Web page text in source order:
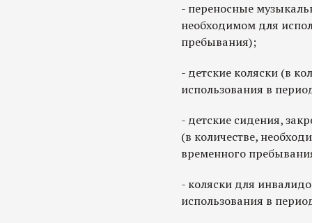
- переносные
необходимом для
пребывания);
- детские коляски (в
использования в
- детские сидения,
(в количестве,
временного
- коляски для
использования в